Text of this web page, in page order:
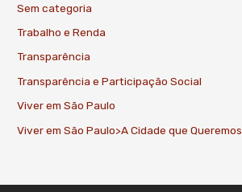
Sem categoria
Trabalho e Renda
Transparência
Transparência e Participação Social
Viver em São Paulo
Viver em São Paulo>A Cidade que Queremos